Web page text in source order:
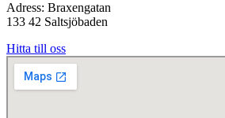
Adress: Braxengatan
133 42 Saltsjöbaden
Hitta till oss